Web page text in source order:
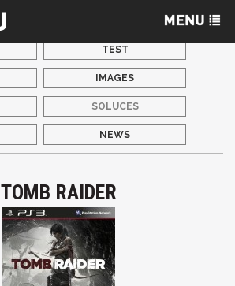
TEST
IMAGES
SOLUCES
NEWS
TOMB RAIDER